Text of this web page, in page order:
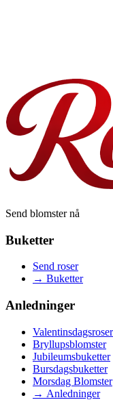
Send blomster nå
Buketter
Send roser
→ Buketter
Anledninger
Valentinsdagsroser
Bryllupsblomster
Jubileumsbuketter
Bursdagsbuketter
Morsdag Blomster
→ Anledninger